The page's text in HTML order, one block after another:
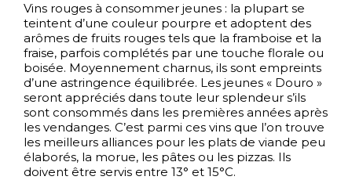
Vins rouges à consommer jeunes : la plupart se
teintent d’une couleur pourpre et adoptent des
arômes de fruits rouges tels que la framboise et la
fraise, parfois complétés par une touche florale ou
boisée. Moyennement charnus, ils sont empreints
d’une astringence équilibrée. Les jeunes « Douro »
seront appréciés dans toute leur splendeur s’ils
sont consommés dans les premières années après
les vendanges. C’est parmi ces vins que l’on trouve
les meilleurs alliances pour les plats de viande peu
élaborés, la morue, les pâtes ou les pizzas. Ils
doivent être servis entre 13° et 15°C.